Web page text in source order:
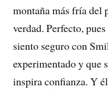
montaña más fría del
verdad. Perfecto,
siento seguro con
experimentado y que
inspira confianza. Y